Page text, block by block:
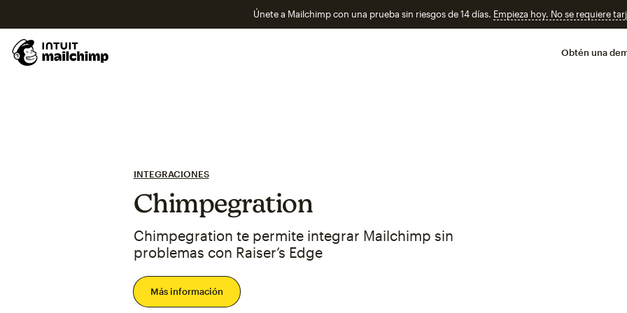
Únete a Mailchimp con una prueba sin riesgos de 14 días. Empieza hoy. No se requiere
Obtén una
INTEGRACIONES
Chimpegration
Chimpegration te permite integrar Mailchimp sin
problemas con Raiser’s Edge
Más información